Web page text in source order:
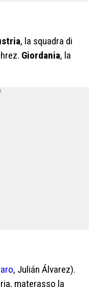
, la squadra di
Giordania, la
, Julián Álvarez).
materasso la